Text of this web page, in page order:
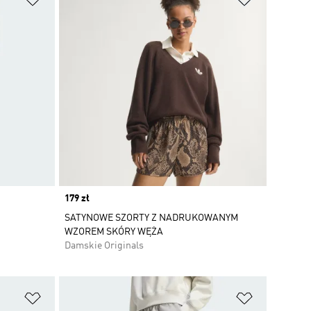
Price
179 zł
SATYNOWE SZORTY Z NADRUKOWANYM
WZOREM SKÓRY WĘŻA
Damskie Originals
Dodaj do listy życzeń